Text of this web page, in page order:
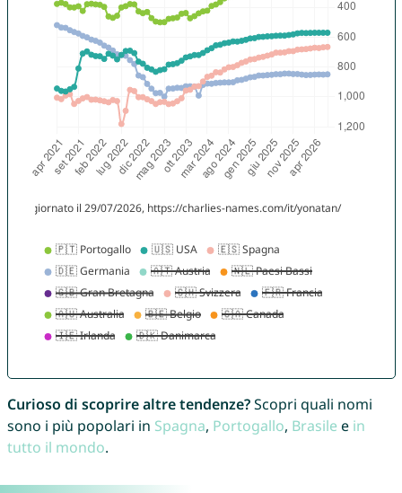
Curioso di scoprire altre tendenze?Scopri quali nomi
sono i più popolari in Spagna, Portogallo, Brasile e in
tutto il mondo.